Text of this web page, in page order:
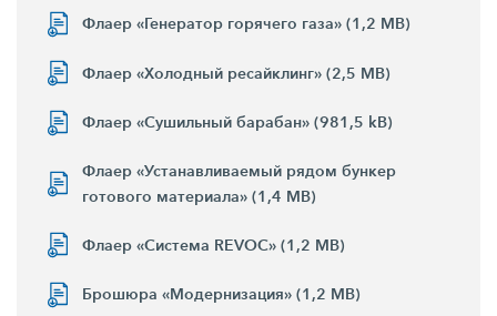
Флаер «Генератор горячего газа» (1,2 MB)
Флаер «Холодный ресайклинг» (2,5 MB)
Флаер «Сушильный барабан» (981,5 kB)
Флаер «Устанавливаемый рядом бункер
готового материала» (1,4 MB)
Флаер «Система REVOC» (1,2 MB)
Брошюра «Модернизация» (1,2 MB)